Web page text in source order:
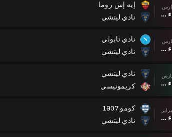
انتهاء وقت المباراة
إيه إس روما
نادي ليتشي
انتهاء وقت المباراة
نادي نابولي
نادي ليتشي
انتهاء وقت المباراة
نادي ليتشي
كريمونيسي
انتهاء وقت المباراة
كومو 1907
نادي ليتشي